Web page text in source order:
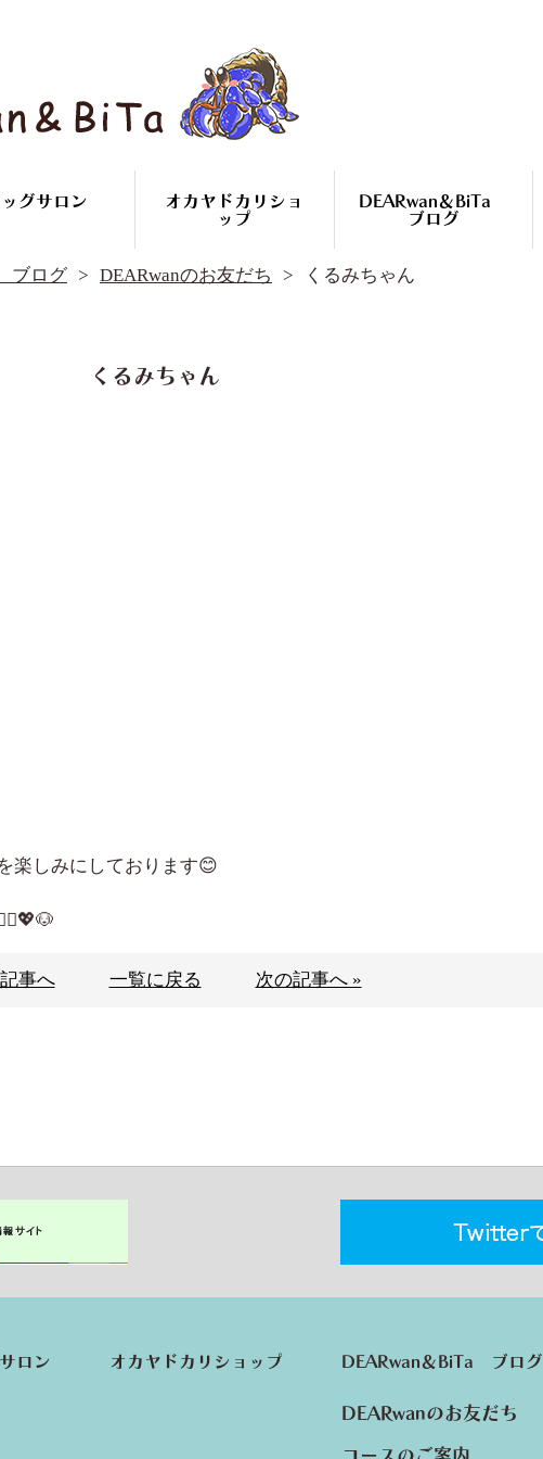
ッグサロン
オカヤドカリショ
ップ
DEARwan＆BiTa
ブログ
DEARwanのお友だち
コースのご案内
オカヤドカリ
オカヤドカリ繁殖
DEARwan＆BiTa ブログ
ブログ DEARwanのお友だち くるみちゃん
くるみちゃん
楽しみにしております😊
事へ 一覧に戻る 次の記事へ »
ロン オカヤドカリショップ DEARwan＆BiTa ブログ
DEARwanのお友だち